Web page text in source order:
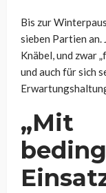
Bis zur
sieben Partien
Knäbel, und zwar
und auch für sich
„Mit